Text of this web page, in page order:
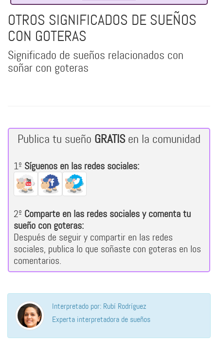
OTROS SIGNIFICADOS DE SUEÑOS
CON GOTERAS
Significado de sueños relacionados con
soñar con goteras
Publica tu sueño GRATISen la comunidad
1º Síguenos en las redes sociales:
2º Comparte en las redes sociales y comenta tu
sueño con goteras:
Después de seguir y compartir en las redes
sociales, publica lo que soñaste con goteras en los
comentarios.
Interpretado por: Rubí Rodríguez
Experta interpretadora de sueños